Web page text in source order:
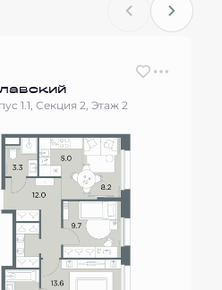
1.1, Секция 2, Этаж 2